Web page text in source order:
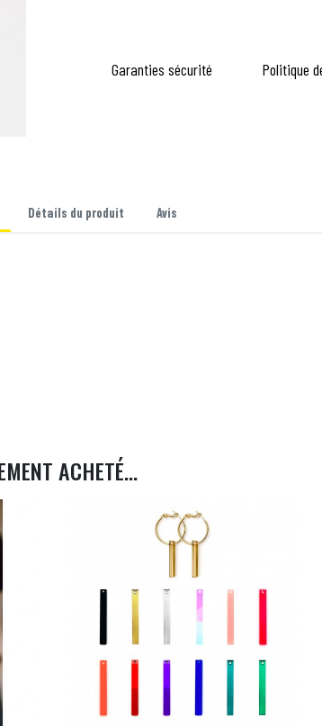
Garanties sécurité Politique
Détails du produit Avis
ACHETÉ...